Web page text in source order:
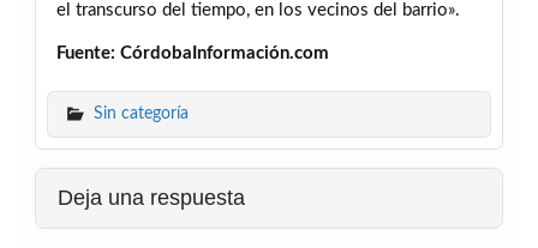
el transcurso del tiempo, en los vecinos del barrio».
Fuente: CórdobaInformación.com
Sin categoría
Deja una respuesta